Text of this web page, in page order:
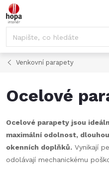
Přejít
na
Venkovní parapety
Ocelové
Ocelové parapety jsou
maximální odolnost,
okenních doplňků. Vynikají
odolávají mechanickému